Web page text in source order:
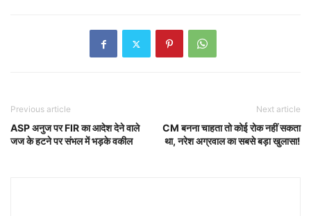
Previous article
ASP अनुज पर FIR का आदेश देने वाले
जज के हटने पर संभल में भड़के वकील
Next article
CM बनना चाहता तो कोई रोक नहीं सकता
था, नरेश अग्रवाल का सबसे बड़ा खुलासा!